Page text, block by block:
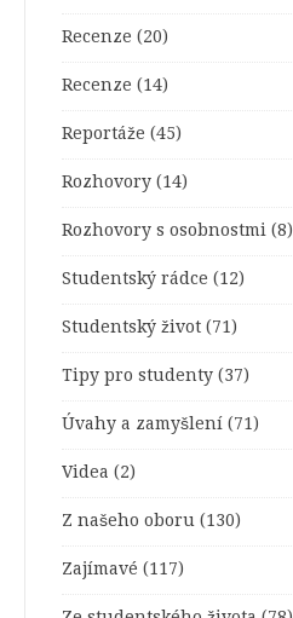
Recenze (20)
Recenze (14)
Reportáže (45)
Rozhovory (14)
Rozhovory s osobnostmi (8)
Studentský rádce (12)
Studentský život (71)
Tipy pro studenty (37)
Úvahy a zamyšlení (71)
Videa (2)
Z našeho oboru (130)
Zajímavé (117)